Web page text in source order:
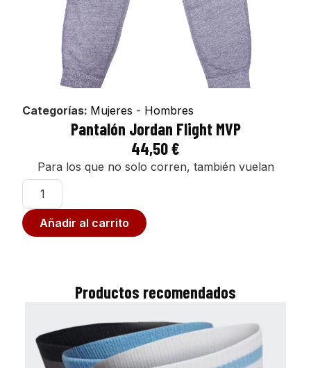
Categorías: Mujeres - Hombres
Pantalón Jordan Flight MVP
44,50€
Para los que no solo corren, también vuelan
Añadir al carrito
Productos recomendados